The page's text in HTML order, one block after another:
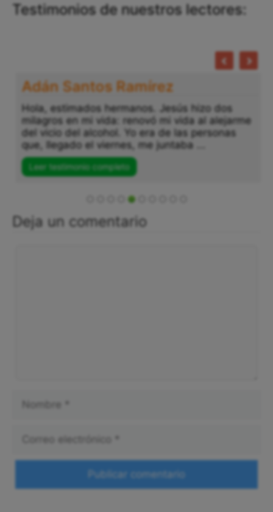
Testimonios de nuestros lectores:
Adán Santos Ramírez
Hola, estimados hermanos. Jesús hizo dos
milagros en mi vida: renovó mi vida al alejarme
del vicio del alcohol. Yo era de las personas
que, llegado el viernes, me juntaba ...
Leer testimonio completo
Deja un comentario